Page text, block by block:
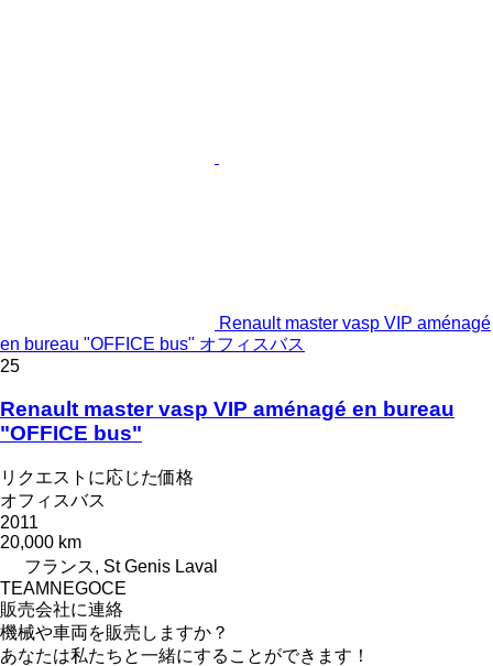
Renault master vasp VIP aménagé
en bureau "OFFICE bus" オフィスバス
25
Renault master vasp VIP aménagé en bureau
"OFFICE bus"
リクエストに応じた価格
オフィスバス
2011
20,000 km
フランス, St Genis Laval
TEAMNEGOCE
販売会社に連絡
機械や車両を販売しますか？
あなたは私たちと一緒にすることができます！